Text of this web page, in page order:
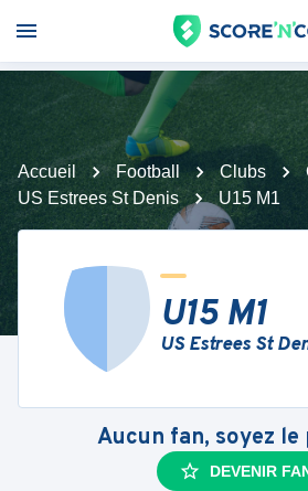
Accueil Football Clubs
US Estrees St Denis
U15 M1
U15 M1
US Estrees St
Aucun fan, soyez le
DEVENIR